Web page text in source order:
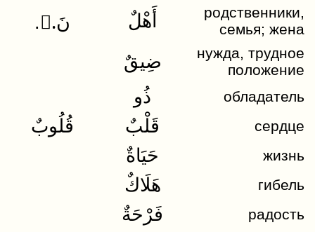
..ُنَ أَهْلٌ
родственники,
семья; жена
ضِيقٌ
нужда, трудное
положение
ذُو обладатель
قُلُوبٌ قَلْبٌ сердце
حَيَاةٌ жизнь
هَلَاكٌ гибель
فَرْحَةٌ радость